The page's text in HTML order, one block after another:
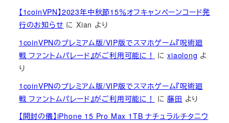
【1coinVPN】2023年中秋節15％オフキャンペーンコード発
行のお知らせ にXian より
1coinVPNのプレミアム版/VIP版でスマホゲーム『呪術廻
戦 ファントムパレード』がご利用可能に！
にxiaolong よ
り
1coinVPNのプレミアム版/VIP版でスマホゲーム『呪術廻
戦 ファントムパレード』がご利用可能に！
に藤田 より
【開封の儀】iPhone 15 Pro Max 1TB ナチュラルチタニウ